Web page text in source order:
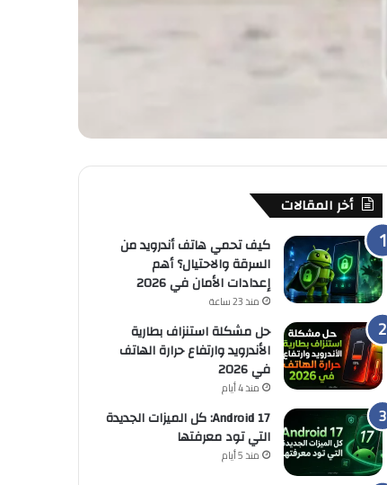
أخر المقالات
كيف تحمي هاتف أندرويد من
السرقة والاحتيال؟ أهم
إعدادات الأمان في 2026
منذ 23 ساعة
حل مشكلة استنزاف بطارية
الأندرويد وارتفاع حرارة الهاتف
في 2026
منذ 4 أيام
Android 17: كل الميزات الجديدة
التي تود معرفتها
منذ 5 أيام